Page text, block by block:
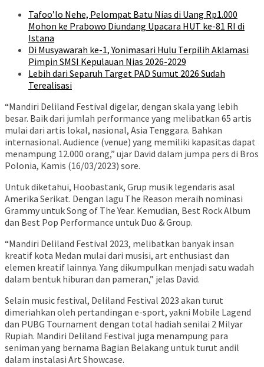
Tafoo’lo Nehe, Pelompat Batu Nias di Uang Rp1.000
Mohon ke Prabowo Diundang Upacara HUT ke-81 RI di
Istana
Di Musyawarah ke-1, Yonimasari Hulu Terpilih Aklamasi
Pimpin SMSI Kepulauan Nias 2026-2029
Lebih dari Separuh Target PAD Sumut 2026 Sudah
Terealisasi
“Mandiri Deliland Festival digelar, dengan skala yang lebih
besar. Baik dari jumlah performance yang melibatkan 65 artis
mulai dari artis lokal, nasional, Asia Tenggara. Bahkan
internasional. Audience (venue) yang memiliki kapasitas dapat
menampung 12.000 orang,” ujar David dalam jumpa pers di Bros
Polonia, Kamis (16/03/2023) sore.
Untuk diketahui, Hoobastank, Grup musik legendaris asal
Amerika Serikat. Dengan lagu The Reason meraih nominasi
Grammy untuk Song of The Year. Kemudian, Best Rock Album
dan Best Pop Performance untuk Duo & Group.
“Mandiri Deliland Festival 2023, melibatkan banyak insan
kreatif kota Medan mulai dari musisi, art enthusiast dan
elemen kreatif lainnya. Yang dikumpulkan menjadi satu wadah
dalam bentuk hiburan dan pameran,” jelas David.
Selain music festival, Deliland Festival 2023 akan turut
dimeriahkan oleh pertandingan e-sport, yakni Mobile Lagend
dan PUBG Tournament dengan total hadiah senilai 2 Milyar
Rupiah. Mandiri Deliland Festival juga menampung para
seniman yang bernama Bagian Belakang untuk turut andil
dalam instalasi Art Showcase.